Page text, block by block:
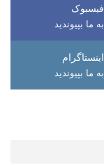
فیسبوک
به ما بپیوندید
اینستاگرام
به ما بپیوندید